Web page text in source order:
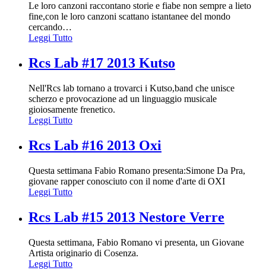
Le loro canzoni raccontano storie e fiabe non sempre a lieto
fine,con le loro canzoni scattano istantanee del mondo
cercando…
Leggi Tutto
Rcs Lab #17 2013 Kutso
Nell'Rcs lab tornano a trovarci i Kutso,band che unisce
scherzo e provocazione ad un linguaggio musicale
gioiosamente frenetico.
Leggi Tutto
Rcs Lab #16 2013 Oxi
Questa settimana Fabio Romano presenta:Simone Da Pra,
giovane rapper conosciuto con il nome d'arte di OXI
Leggi Tutto
Rcs Lab #15 2013 Nestore Verre
Questa settimana, Fabio Romano vi presenta, un Giovane
Artista originario di Cosenza.
Leggi Tutto